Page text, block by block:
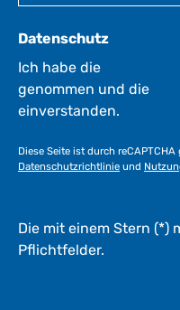
-
W
e
r
k
g
Datenschutz
Ich habe die
genommen und die
einverstanden.
Diese Seite ist durch
Datenschutzrichtlinie und
Die mit einem Stern (*)
Pflichtfelder.